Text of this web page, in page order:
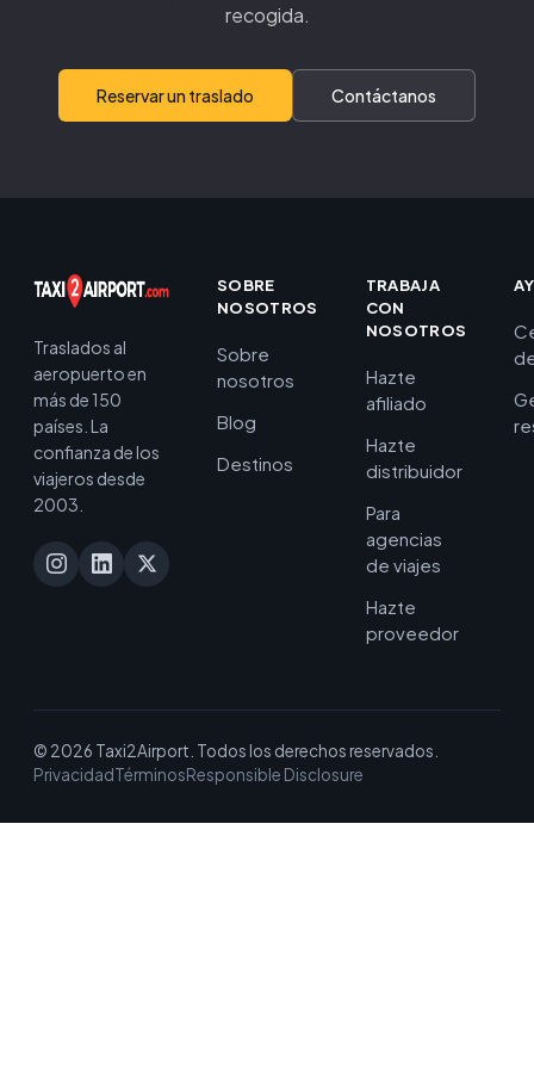
recogida.
Reservar un traslado Contáctanos
Traslados al
aeropuerto en
más de 150
países. La
confianza de los
viajeros desde
2003.
SOBRE
NOSOTROS
Sobre
nosotros
Blog
Destinos
TRABAJA
CON
NOSOTROS
Hazte
afiliado
Hazte
distribuidor
Para
agencias
de viajes
Hazte
proveedor
© 2026 Taxi2Airport. Todos los derechos reservados.
PrivacidadTérminosResponsible Disclosure